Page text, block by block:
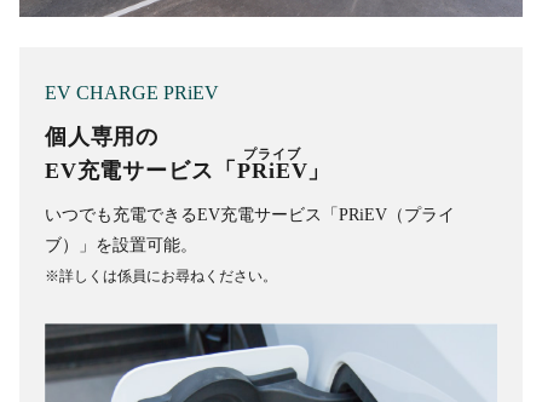
EV CHARGE PRiEV
個人専用の
EV充電サービス「 PRiEV 」
いつでも充電できるEV充電サービス「PRiEV（プライ
ブ）」を設置可能。
※詳しくは係員にお尋ねください。